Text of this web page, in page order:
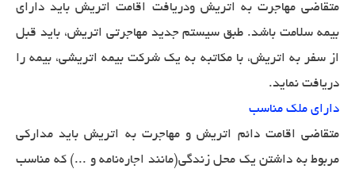
متقاضی مهاجرت به اتریش ودریافت اقامت اتریش باید دارای
بیمه سلامت باشد. طبق سیستم جدید مهاجرتی اتریش، باید قبل
از سفر به اتریش، با مکاتبه به یک شرکت بیمه اتریشی، بیمه را
دریافت نماید.
دارای ملک مناسب
متقاضی اقامت دائم اتریش و مهاجرت به اتریش باید مدارکی
مربوط به داشتن یک محل زندگی(مانند اجاره‌نامه و ...) که مناسب